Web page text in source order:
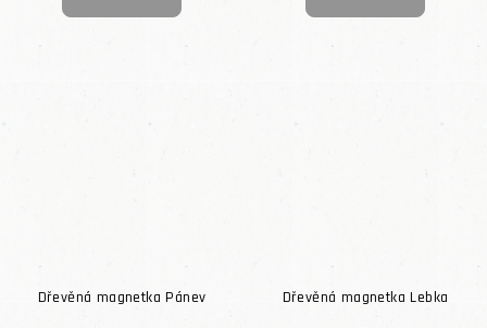
Dřevěná magnetka Pánev Dřevěná magnetka Lebka